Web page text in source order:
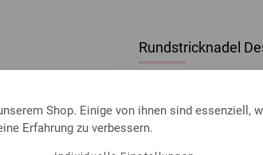
Shop. Einige von ihnen sind essenziell,
Erfahrung zu verbessern.
Rundstricknadel
Rundstricknadel
8,50 €